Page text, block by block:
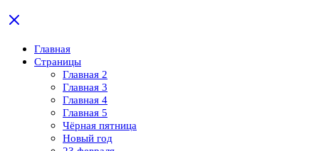
Главная
Страницы
Главная 2
Главная 3
Главная 4
Главная 5
Чёрная пятница
Новый год